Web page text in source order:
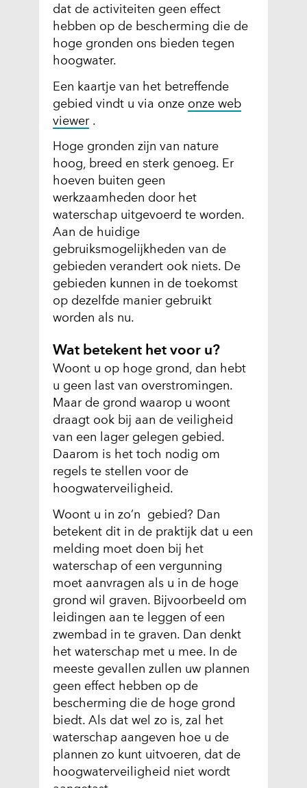
dat de activiteiten geen effect
hebben op de bescherming die de
hoge gronden ons bieden tegen
hoogwater.
Een kaartje van het betreffende
gebied vindt u via onze onze web
viewer(
p
n
n
i
s
e
r
w
i
j
s
t
n
a
a
r
e
e
n
a
n
.
Hoge gronden zijn van nature
hoog, breed en sterk genoeg. Er
hoeven buiten geen
werkzaamheden door het
waterschap uitgevoerd te worden.
Aan de huidige
gebruiksmogelijkheden van de
gebieden verandert ook niets. De
gebieden kunnen in de toekomst
op dezelfde manier gebruikt
worden als nu.
Wat betekent het voor u?
Woont u op hoge grond, dan hebt
u geen last van overstromingen.
Maar de grond waarop u woont
draagt ook bij aan de veiligheid
van een lager gelegen gebied.
Daarom is het toch nodig om
regels te stellen voor de
hoogwaterveiligheid.
Woont u in zo’n gebied? Dan
betekent dit in de praktijk dat u een
melding moet doen bij het
waterschap of een vergunning
moet aanvragen als u in de hoge
grond wil graven. Bijvoorbeeld om
leidingen aan te leggen of een
zwembad in te graven. Dan denkt
het waterschap met u mee. In de
meeste gevallen zullen uw plannen
geen effect hebben op de
bescherming die de hoge grond
biedt. Als dat wel zo is, zal het
waterschap aangeven hoe u de
plannen zo kunt uitvoeren, dat de
hoogwaterveiligheid niet wordt